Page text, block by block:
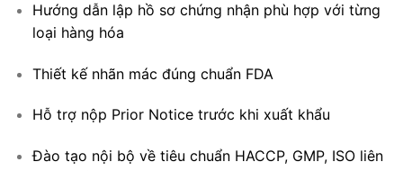
Hướng dẫn lập hồ sơ chứng nhận phù hợp với từng
loại hàng hóa
Thiết kế nhãn mác đúng chuẩn FDA
Hỗ trợ nộp Prior Notice trước khi xuất khẩu
Đào tạo nội bộ về tiêu chuẩn HACCP, GMP, ISO liên